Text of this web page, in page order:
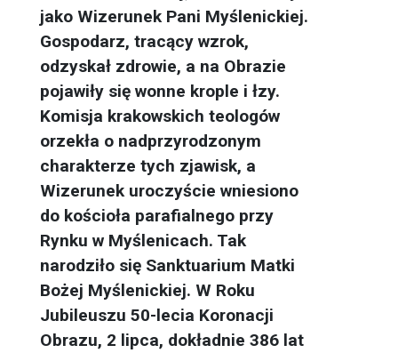
jako Wizerunek Pani Myślenickiej.
Gospodarz, tracący wzrok,
odzyskał zdrowie, a na Obrazie
pojawiły się wonne krople i łzy.
Komisja krakowskich teologów
orzekła o nadprzyrodzonym
charakterze tych zjawisk, a
Wizerunek uroczyście wniesiono
do kościoła parafialnego przy
Rynku w Myślenicach. Tak
narodziło się Sanktuarium Matki
Bożej Myślenickiej. W Roku
Jubileuszu 50-lecia Koronacji
Obrazu, 2 lipca, dokładnie 386 lat